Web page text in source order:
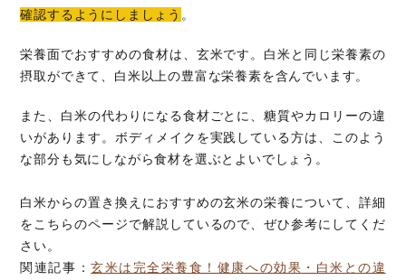
確認するようにしましょう 。
栄養面でおすすめの食材は、玄米です。白米と同じ栄養素の
摂取ができて、白米以上の豊富な栄養素を含んでいます。
また、白米の代わりになる食材ごとに、糖質やカロリーの違
いがあります。ボディメイクを実践している方は、このよう
な部分も気にしながら食材を選ぶとよいでしょう。
白米からの置き換えにおすすめの玄米の栄養について、詳細
をこちらのページで解説しているので、ぜひ参考にしてくだ
さい。
関連記事：玄米は完全栄養食！健康への効果・白米との違